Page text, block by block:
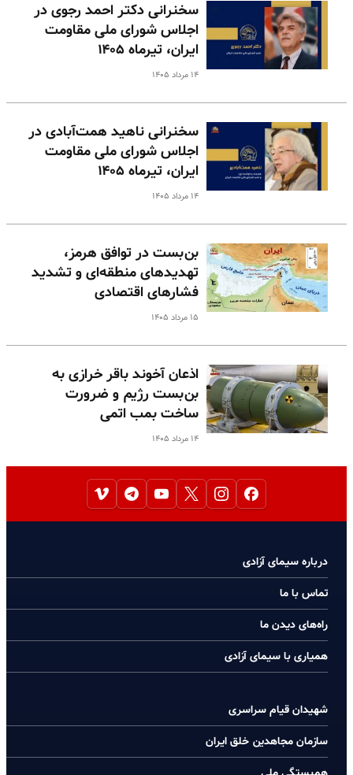
سخنرانی دکتر احمد رجوی در
اجلاس شورای ملی مقاومت
ایران، تیرماه ۱۴۰۵
۱۴ مرداد ۱۴۰۵
سخنرانی ناهید همت‌آبادی در
اجلاس شورای ملی مقاومت
ایران، تیرماه ۱۴۰۵
۱۴ مرداد ۱۴۰۵
بن‌بست در توافق هرمز،
تهدیدهای منطقه‌ای و تشدید
فشارهای اقتصادی
۱۵ مرداد ۱۴۰۵
اذعان آخوند باقر خرازی به
بن‌بست رژیم و ضرورت
ساخت بمب اتمی
۱۴ مرداد ۱۴۰۵
درباره سیمای آزادی
تماس با ما
راه‌های دیدن ما
همیاری با سیمای آزادی
شهیدان قیام سراسری
سازمان مجاهدین خلق ایران